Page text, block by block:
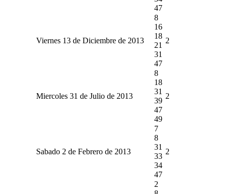
47
Viernes 13 de Diciembre de 2013
8
16
18
21
31
47
2
Miercoles 31 de Julio de 2013
8
18
31
39
47
49
2
Sabado 2 de Febrero de 2013
7
8
31
33
34
47
2
2